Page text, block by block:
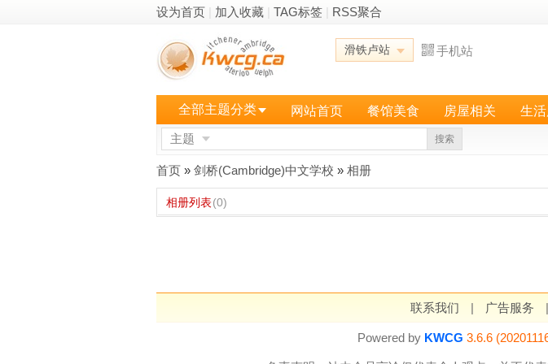
设为首页 加入收藏 TAG标签 RSS聚合
滑铁卢站 手机站
全部主题分类 网站首页 餐馆美食 房屋相关 生
主题 搜索
首页 » 剑桥(Cambridge)中文学校 » 相册
相册列表(0)
联系我们 | 广告服务 |
Powered by KWCG 3.6.6